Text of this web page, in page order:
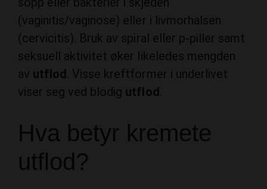
(vaginitis/vaginose) eller i livmorhalsen
(cervicitis). Bruk av spiral eller p-piller samt
seksuell aktivitet øker likeledes mengden
av utflod . Visse kreftformer i underlivet
viser seg ved blodig utflod
Hva betyr kremete
utflod?